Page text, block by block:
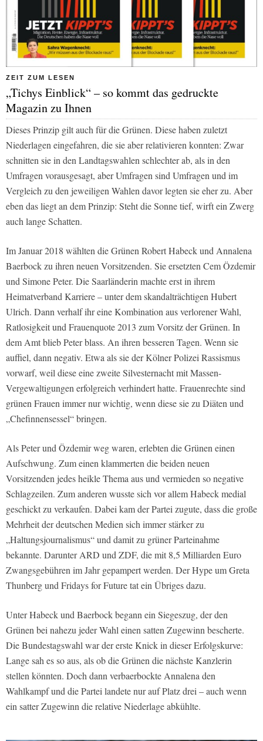
ZEIT ZUM LESEN
„Tichys Einblick“ – so kommt das gedruckte
Magazin zu Ihnen
Dieses Prinzip gilt auch für die Grünen. Diese haben zuletzt
Niederlagen eingefahren, die sie aber relativieren konnten: Zwar
schnitten sie in den Landtagswahlen schlechter ab, als in den
Umfragen vorausgesagt, aber Umfragen sind Umfragen und im
Vergleich zu den jeweiligen Wahlen davor legten sie eher zu. Aber
eben das liegt an dem Prinzip: Steht die Sonne tief, wirft ein Zwerg
auch lange Schatten.
Im Januar 2018 wählten die Grünen Robert Habeck und Annalena
Baerbock zu ihren neuen Vorsitzenden. Sie ersetzten Cem Özdemir
und Simone Peter. Die Saarländerin machte erst in ihrem
Heimatverband Karriere – unter dem skandalträchtigen Hubert
Ulrich. Dann verhalf ihr eine Kombination aus verlorener Wahl,
Ratlosigkeit und Frauenquote 2013 zum Vorsitz der Grünen. In
dem Amt blieb Peter blass. An ihren besseren Tagen. Wenn sie
auffiel, dann negativ. Etwa als sie der Kölner Polizei Rassismus
vorwarf, weil diese eine zweite Silvesternacht mit Massen-
Vergewaltigungen erfolgreich verhindert hatte. Frauenrechte sind
grünen Frauen immer nur wichtig, wenn diese sie zu Diäten und
„Chefinnensessel“ bringen.
Als Peter und Özdemir weg waren, erlebten die Grünen einen
Aufschwung. Zum einen klammerten die beiden neuen
Vorsitzenden jedes heikle Thema aus und vermieden so negative
Schlagzeilen. Zum anderen wusste sich vor allem Habeck medial
geschickt zu verkaufen. Dabei kam der Partei zugute, dass die große
Mehrheit der deutschen Medien sich immer stärker zu
„Haltungsjournalismus“ und damit zu grüner Parteinahme
bekannte. Darunter ARD und ZDF, die mit 8,5 Milliarden Euro
Zwangsgebühren im Jahr gepampert werden. Der Hype um Greta
Thunberg und Fridays for Future tat ein Übriges dazu.
Unter Habeck und Baerbock begann ein Siegeszug, der den
Grünen bei nahezu jeder Wahl einen satten Zugewinn bescherte.
Die Bundestagswahl war der erste Knick in dieser Erfolgskurve:
Lange sah es so aus, als ob die Grünen die nächste Kanzlerin
stellen könnten. Doch dann verbaerbockte Annalena den
Wahlkampf und die Partei landete nur auf Platz drei – auch wenn
ein satter Zugewinn die relative Niederlage abkühlte.